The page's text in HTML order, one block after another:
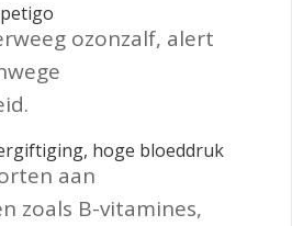
ozonzalf, alert
hoge bloeddruk
aan
zoals B-vitamines,